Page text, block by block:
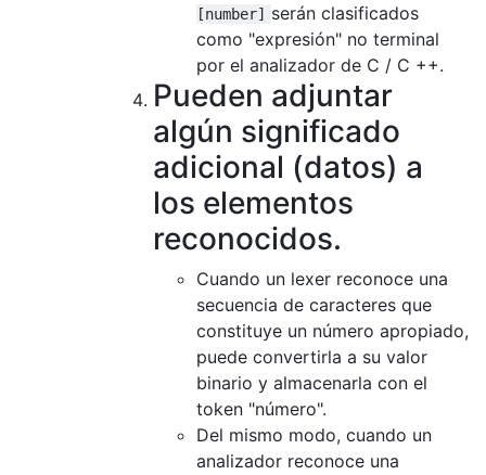
[number] serán clasificados
como "expresión" no terminal
por el analizador de C / C ++.
Pueden adjuntar
algún significado
adicional (datos) a
los elementos
reconocidos.
Cuando un lexer reconoce una
secuencia de caracteres que
constituye un número apropiado,
puede convertirla a su valor
binario y almacenarla con el
token "número".
Del mismo modo, cuando un
analizador reconoce una